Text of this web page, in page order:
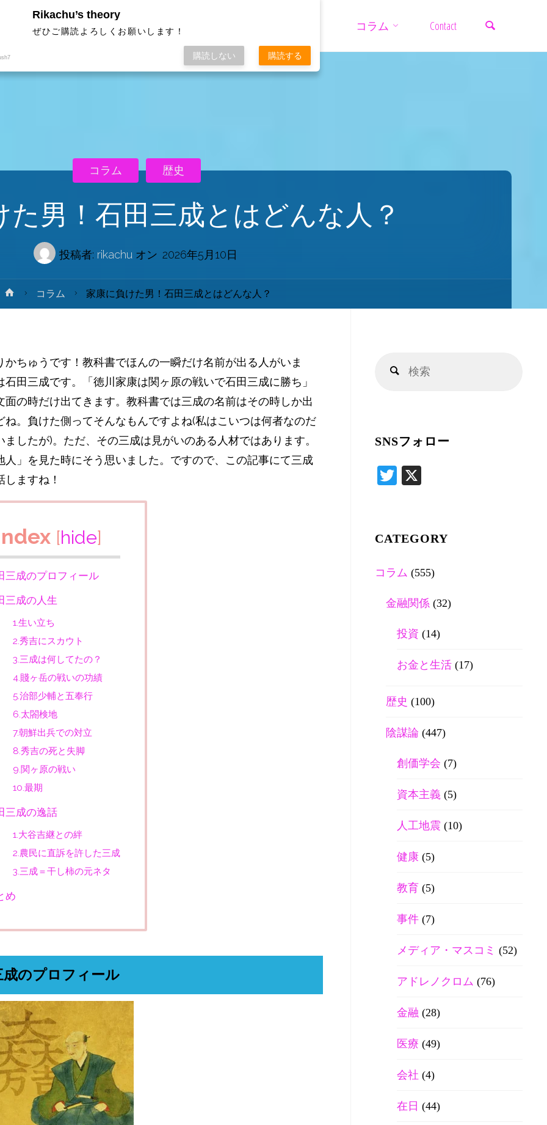
ツ
へ
コラム Contact
た男！石田三成とはどんな人？
投稿者: rikachu オン 2026年5月10日
コラム 歴史
ホ
ー
コラム 家康に負けた男！石田三成とはどんな人？
かちゅうです！教科書でほんの一瞬だけ名前が出る人がいま
石田三成です。「徳川家康は関ヶ原の戦いで石田三成に勝ち」
面の時だけ出てきます。教科書では三成の名前はその時しか出
ね。負けた側ってそんなもんですよね(私はこいつは何者なのだ
ましたが)。ただ、その三成は見がいのある人材ではあります。
人」を見た時にそう思いました。ですので、この記事にて三成
ますね！
[hide]
三成のプロフィール
三成の人生
1.生い立ち
2.秀吉にスカウト
3.三成は何してたの？
4.賤ヶ岳の戦いの功績
5.治部少輔と五奉行
6.太閤検地
7.朝鮮出兵での対立
8.秀吉の死と失脚
9.関ヶ原の戦い
10.最期
三成の逸話
1.大谷吉継との絆
2.農民に直訴を許した三成
3.三成＝干し柿の元ネタ
め
成のプロフィール
検
SNSフォロー
T
r
CATEGORY
コラム (555)
金融関係 (32)
投資 (14)
お金と生活 (17)
歴史 (100)
陰謀論 (447)
創価学会 (7)
資本主義 (5)
人工地震 (10)
健康 (5)
教育 (5)
事件 (7)
メディア・マスコミ (52)
アドレノクロム (76)
金融 (28)
医療 (49)
会社 (4)
在日 (44)
Rikachu’s theory
ぜひご購読よろしくお願いします！
購読しない 購読する